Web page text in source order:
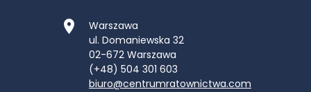
Warszawa
ul. Domaniewska 32
02-672 Warszawa
(+48) 504 301 603
biuro@centrumratownictwa.com